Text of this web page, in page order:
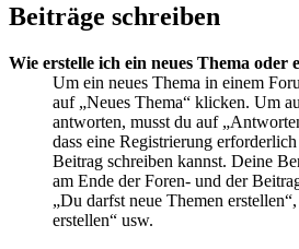
Beiträge schreiben
Wie erstelle ich ein neues Thema oder
Um ein neues Thema in einem
auf „Neues Thema“ klicken. Um
antworten, musst du auf
dass eine Registrierung
Beitrag schreiben kannst. Deine
am Ende der Foren- und der
„Du darfst neue Themen
erstellen“ usw.